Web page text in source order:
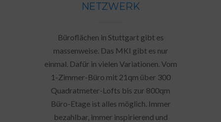
NETZWERK
Büroflächen in Stuttgart gibt es
massenweise. Das MKI gibt es nur
einmal. Dafür in vielen Variationen. Vom
1-Zimmer-Büro mit 21qm über 300
Quadratmeter-Lofts bis zur 800qm
Büro-Etage ist alles möglich. Immer
bezahlbar, immer inspirierend und